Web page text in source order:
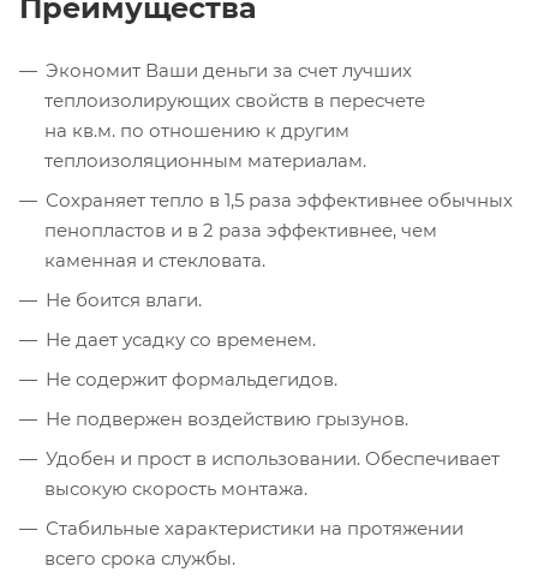
П реимущества
Экономит Ваши деньги за счет лучших
теплоизолирующих свойств в пересчете
на кв.м. по отношению к другим
теплоизоляционным материалам.
Сохраняет тепло в 1,5 раза эффективнее обычных
пенопластов и в 2 раза эффективнее, чем
каменная и стекловата.
Не боится влаги.
Не дает усадку со временем.
Не содержит формальдегидов.
Не подвержен воздействию грызунов.
Удобен и прост в использовании. Обеспечивает
высокую скорость монтажа.
Стабильные характеристики на протяжении
всего срока службы.